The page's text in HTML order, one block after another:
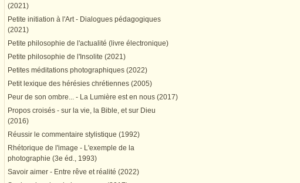
(2021)
Petite initiation à l'Art - Dialogues pédagogiques
(2021)
Petite philosophie de l'actualité (livre électronique)
Petite philosophie de l'Insolite (2021)
Petites méditations photographiques (2022)
Petit lexique des hérésies chrétiennes (2005)
Peur de son ombre... - La Lumière est en nous (2017)
Propos croisés - sur la vie, la Bible, et sur Dieu
(2016)
Réussir le commentaire stylistique (1992)
Rhétorique de l'image - L'exemple de la
photographie (3e éd., 1993)
Savoir aimer - Entre rêve et réalité (2022)